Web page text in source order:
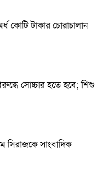
কোটি টাকার চোরাচালান
সোচ্চার হতে হবে; শিশু
সিরাজকে সাংবাদিক